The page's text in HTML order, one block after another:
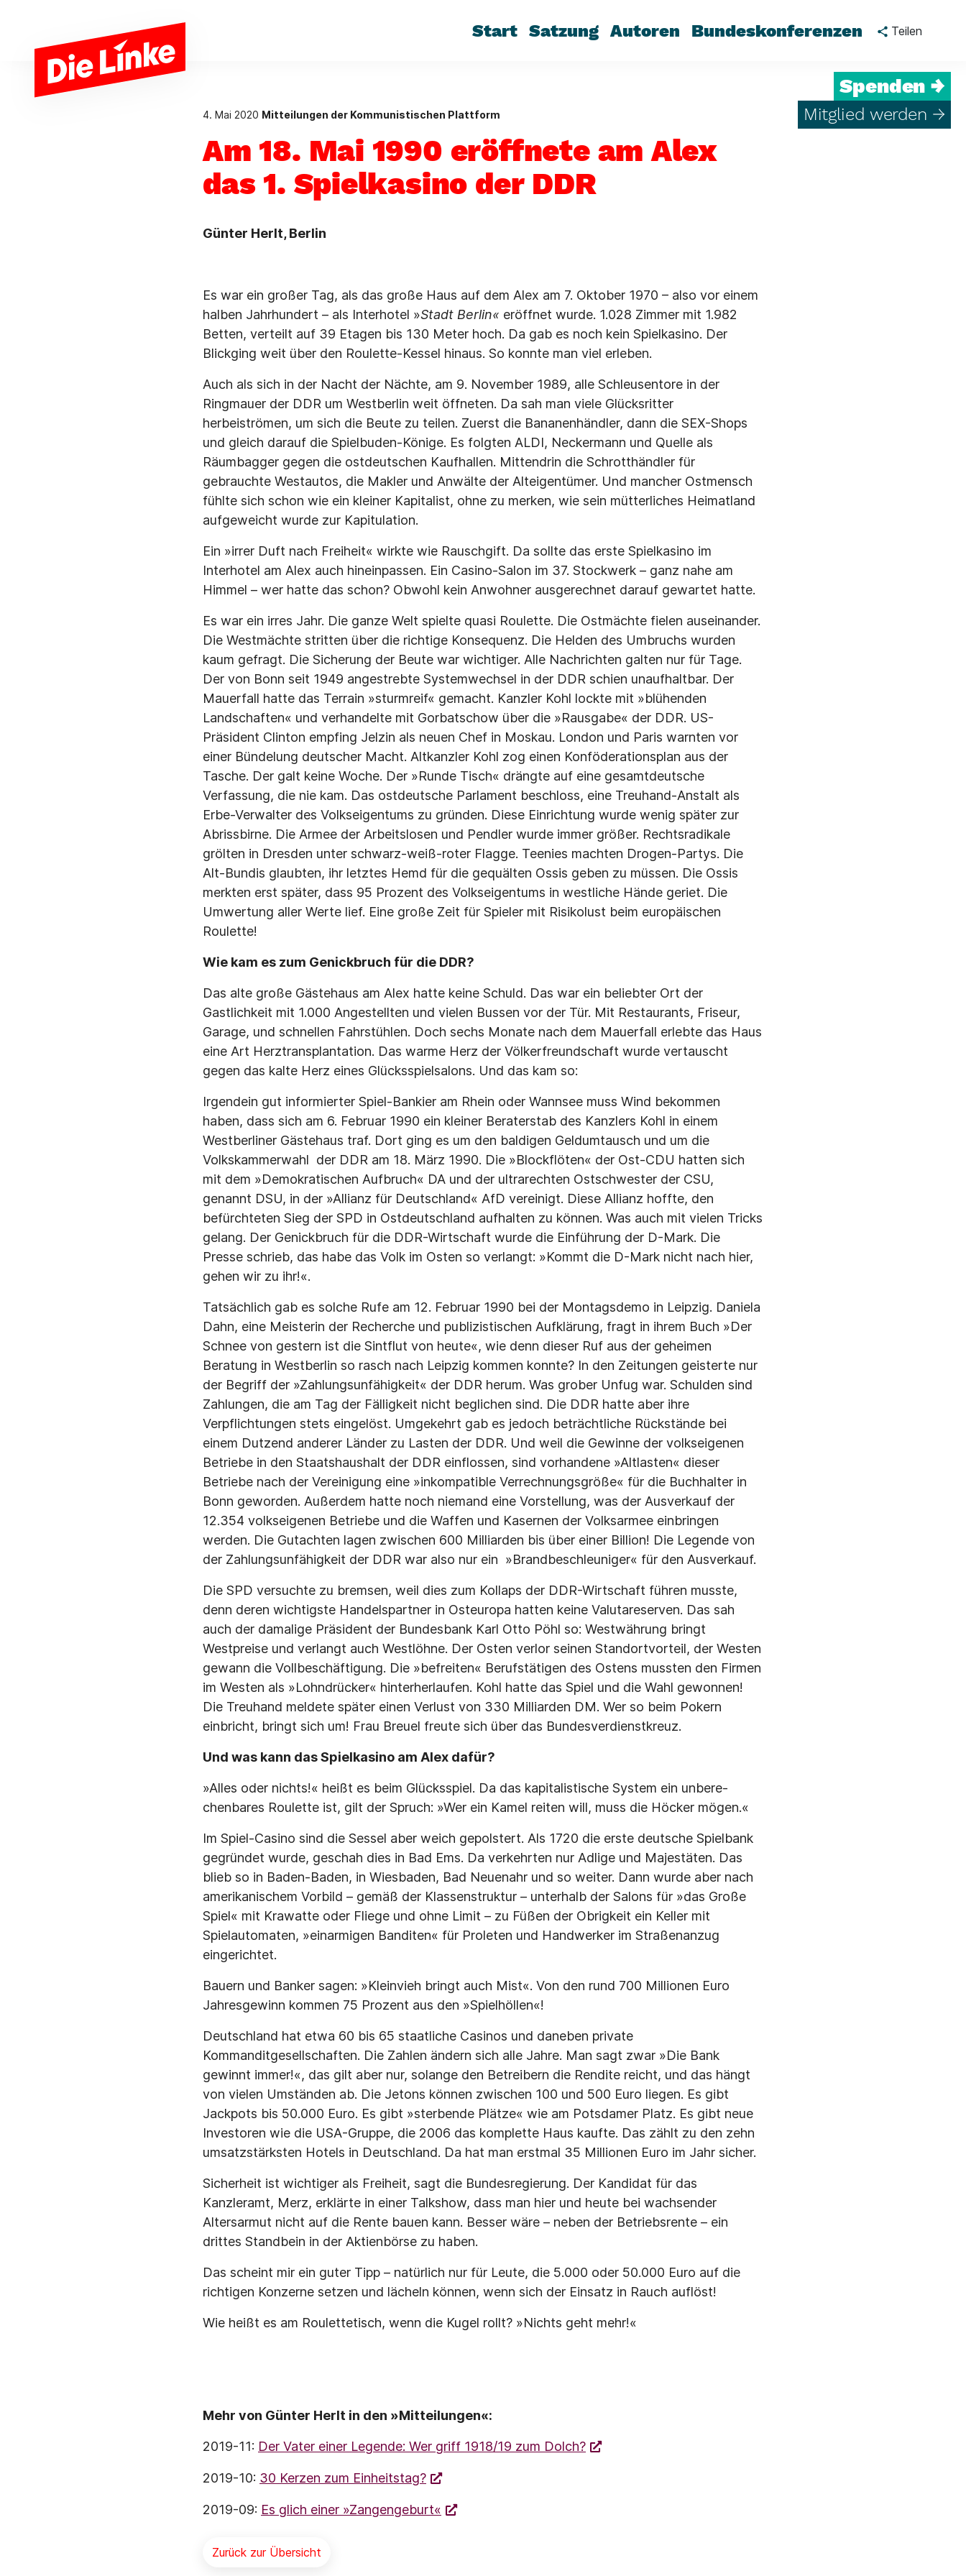
Start Satzung Autoren Bundeskonferenzen Teilen
Spenden →
Mitglied werden →
4. Mai 2020 Mitteilungen der Kommunistischen Plattform
Am 18. Mai 1990 eröffnete am Alex
das 1. Spielkasino der DDR
Günter Herlt, Berlin
Es war ein großer Tag, als das große Haus auf dem Alex am 7. Oktober 1970 – also vor einem
halben Jahrhundert – als Interhotel »Stadt Berlin« eröffnet wurde. 1.028 Zimmer mit 1.982
Betten, verteilt auf 39 Etagen bis 130 Meter hoch. Da gab es noch kein Spielkasino. Der
Blickging weit über den Roulette-Kessel hinaus. So konnte man viel erleben.
Auch als sich in der Nacht der Nächte, am 9. November 1989, alle Schleusentore in der
Ringmauer der DDR um Westberlin weit öffneten. Da sah man viele Glücksritter
herbeiströmen, um sich die Beute zu teilen. Zuerst die Bananenhändler, dann die SEX-Shops
und gleich darauf die Spielbuden-Könige. Es folgten ALDI, Neckermann und Quelle als
Räumbagger gegen die ostdeutschen Kaufhallen. Mittendrin die Schrotthändler für
gebrauchte Westautos, die Makler und Anwälte der Alteigentümer. Und mancher Ostmensch
fühlte sich schon wie ein kleiner Kapitalist, ohne zu merken, wie sein mütterliches Heimatland
aufgeweicht wurde zur Kapitulation.
Ein »irrer Duft nach Freiheit« wirkte wie Rauschgift. Da sollte das erste Spielkasino im
Interhotel am Alex auch hineinpassen. Ein Casino-Salon im 37. Stockwerk – ganz nahe am
Himmel – wer hatte das schon? Obwohl kein Anwohner ausgerechnet darauf gewartet hatte.
Es war ein irres Jahr. Die ganze Welt spielte quasi Roulette. Die Ostmächte fielen auseinander.
Die Westmächte stritten über die richtige Konsequenz. Die Helden des Umbruchs wurden
kaum gefragt. Die Sicherung der Beute war wichtiger. Alle Nachrichten galten nur für Tage.
Der von Bonn seit 1949 angestrebte Systemwechsel in der DDR schien unaufhaltbar. Der
Mauerfall hatte das Terrain »sturmreif« gemacht. Kanzler Kohl lockte mit »blühenden
Landschaften« und verhandelte mit Gorbatschow über die »Rausgabe« der DDR. US-
Präsident Clinton empfing Jelzin als neuen Chef in Moskau. London und Paris warnten vor
einer Bündelung deutscher Macht. Altkanzler Kohl zog einen Konföderationsplan aus der
Tasche. Der galt keine Woche. Der »Runde Tisch« drängte auf eine gesamtdeutsche
Verfassung, die nie kam. Das ostdeutsche Parlament beschloss, eine Treuhand-Anstalt als
Erbe-Verwalter des Volkseigentums zu gründen. Diese Einrichtung wurde wenig später zur
Abrissbirne. Die Armee der Arbeitslosen und Pendler wurde immer größer. Rechtsradikale
grölten in Dresden unter schwarz-weiß-roter Flagge. Teenies machten Drogen-Partys. Die
Alt-Bundis glaubten, ihr letztes Hemd für die gequälten Ossis geben zu müssen. Die Ossis
merkten erst später, dass 95 Prozent des Volkseigentums in westliche Hände geriet. Die
Umwertung aller Werte lief. Eine große Zeit für Spieler mit Risikolust beim europäischen
Roulette!
Wie kam es zum Genickbruch für die DDR?
Das alte große Gästehaus am Alex hatte keine Schuld. Das war ein beliebter Ort der
Gastlichkeit mit 1.000 Angestellten und vielen Bussen vor der Tür. Mit Restaurants, Friseur,
Garage, und schnellen Fahrstühlen. Doch sechs Monate nach dem Mauerfall erlebte das Haus
eine Art Herztransplantation. Das warme Herz der Völkerfreundschaft wurde vertauscht
gegen das kalte Herz eines Glücksspielsalons. Und das kam so:
Irgendein gut informierter Spiel-Bankier am Rhein oder Wannsee muss Wind bekommen
haben, dass sich am 6. Februar 1990 ein kleiner Beraterstab des Kanzlers Kohl in einem
Westberliner Gästehaus traf. Dort ging es um den baldigen Geldumtausch und um die
Volkskammerwahl der DDR am 18. März 1990. Die »Blockflöten« der Ost-CDU hatten sich
mit dem »Demokratischen Aufbruch« DA und der ultrarechten Ostschwester der CSU,
genannt DSU, in der »Allianz für Deutschland« AfD vereinigt. Diese Allianz hoffte, den
befürchteten Sieg der SPD in Ostdeutschland aufhalten zu können. Was auch mit vielen Tricks
gelang. Der Genickbruch für die DDR-Wirtschaft wurde die Einführung der D-Mark. Die
Presse schrieb, das habe das Volk im Osten so verlangt: »Kommt die D-Mark nicht nach hier,
gehen wir zu ihr!«.
Tatsächlich gab es solche Rufe am 12. Februar 1990 bei der Montagsdemo in Leipzig. Daniela
Dahn, eine Meisterin der Recherche und publizistischen Aufklärung, fragt in ihrem Buch »Der
Schnee von gestern ist die Sintflut von heute«, wie denn dieser Ruf aus der geheimen
Beratung in Westberlin so rasch nach Leipzig kommen konnte? In den Zeitungen geisterte nur
der Begriff der »Zahlungsunfähigkeit« der DDR herum. Was grober Unfug war. Schulden sind
Zahlungen, die am Tag der Fälligkeit nicht beglichen sind. Die DDR hatte aber ihre
Verpflichtungen stets eingelöst. Umgekehrt gab es jedoch beträchtliche Rückstände bei
einem Dutzend anderer Länder zu Lasten der DDR. Und weil die Gewinne der volkseigenen
Betriebe in den Staatshaushalt der DDR einflossen, sind vorhandene »Altlasten« dieser
Betriebe nach der Vereinigung eine »inkompatible Verrechnungsgröße« für die Buchhalter in
Bonn geworden. Außerdem hatte noch niemand eine Vorstellung, was der Ausverkauf der
12.354 volkseigenen Betriebe und die Waffen und Kasernen der Volksarmee einbringen
werden. Die Gutachten lagen zwischen 600 Milliarden bis über einer Billion! Die Legende von
der Zahlungsunfähigkeit der DDR war also nur ein »Brandbeschleuniger« für den Ausverkauf.
Die SPD versuchte zu bremsen, weil dies zum Kollaps der DDR-Wirtschaft führen musste,
denn deren wichtigste Handelspartner in Osteuropa hatten keine Valutareserven. Das sah
auch der damalige Präsident der Bundesbank Karl Otto Pöhl so: Westwährung bringt
Westpreise und verlangt auch Westlöhne. Der Osten verlor seinen Standortvorteil, der Westen
gewann die Vollbeschäftigung. Die »befreiten« Berufstätigen des Ostens mussten den Firmen
im Westen als »Lohndrücker« hinterherlaufen. Kohl hatte das Spiel und die Wahl gewonnen!
Die Treuhand meldete später einen Verlust von 330 Milliarden DM. Wer so beim Pokern
einbricht, bringt sich um! Frau Breuel freute sich über das Bundesverdienstkreuz.
Und was kann das Spielkasino am Alex dafür?
»Alles oder nichts!« heißt es beim Glücksspiel. Da das kapitalistische System ein unbere­
chenbares Roulette ist, gilt der Spruch: »Wer ein Kamel reiten will, muss die Höcker mögen.«
Im Spiel-Casino sind die Sessel aber weich gepolstert. Als 1720 die erste deutsche Spielbank
gegründet wurde, geschah dies in Bad Ems. Da verkehrten nur Adlige und Majestäten. Das
blieb so in Baden-Baden, in Wiesbaden, Bad Neuenahr und so weiter. Dann wurde aber nach
amerikanischem Vorbild – gemäß der Klassenstruktur – unterhalb der Salons für »das Große
Spiel« mit Krawatte oder Fliege und ohne Limit – zu Füßen der Obrigkeit ein Keller mit
Spielautomaten, »einarmigen Banditen« für Proleten und Handwerker im Straßenanzug
eingerichtet.
Bauern und Banker sagen: »Kleinvieh bringt auch Mist«. Von den rund 700 Millionen Euro
Jahresgewinn kommen 75 Prozent aus den »Spielhöllen«!
Deutschland hat etwa 60 bis 65 staatliche Casinos und daneben private
Kommanditgesellschaften. Die Zahlen ändern sich alle Jahre. Man sagt zwar »Die Bank
gewinnt immer!«, das gilt aber nur, solange den Betreibern die Rendite reicht, und das hängt
von vielen Umständen ab. Die Jetons können zwischen 100 und 500 Euro liegen. Es gibt
Jackpots bis 50.000 Euro. Es gibt »sterbende Plätze« wie am Potsdamer Platz. Es gibt neue
Investoren wie die USA-Gruppe, die 2006 das komplette Haus kaufte. Das zählt zu den zehn
umsatzstärksten Hotels in Deutschland. Da hat man erstmal 35 Millionen Euro im Jahr sicher.
Sicherheit ist wichtiger als Freiheit, sagt die Bundesregierung. Der Kandidat für das
Kanzleramt, Merz, erklärte in einer Talkshow, dass man hier und heute bei wachsender
Altersarmut nicht auf die Rente bauen kann. Besser wäre – neben der Betriebsrente – ein
drittes Standbein in der Aktienbörse zu haben.
Das scheint mir ein guter Tipp – natürlich nur für Leute, die 5.000 oder 50.000 Euro auf die
richtigen Konzerne setzen und lächeln können, wenn sich der Einsatz in Rauch auflöst!
Wie heißt es am Roulettetisch, wenn die Kugel rollt? »Nichts geht mehr!«
Mehr von Günter Herlt in den »Mitteilungen«:
2019-11: Der Vater einer Legende: Wer griff 1918/19 zum Dolch?
2019-10: 30 Kerzen zum Einheitstag?
2019-09: Es glich einer »Zangengeburt«
Zurück zur Übersicht